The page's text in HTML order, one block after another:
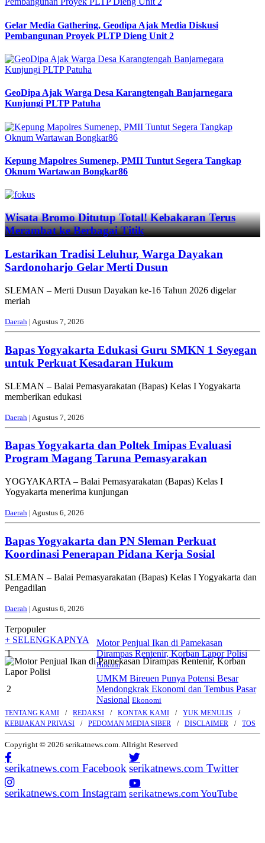
Gelar Media Gathering, Geodipa Ajak Media Diskusi
Pembangunan Proyek PLTP Dieng Unit 2
GeoDipa Ajak Warga Desa Karangtengah Banjarnegara
Kunjungi PLTP Patuha
Kepung Mapolres Sumenep, PMII Tuntut Segera Tangkap
Oknum Wartawan Bongkar86
Previous
Next
Wisata Bromo Ditutup Total! Kebakaran Terus
Merambat ke Berbagai Titik
Lestarikan Tradisi Leluhur, Warga Dayakan
Sardonoharjo Gelar Merti Dusun
SLEMAN – Merti Dusun Dayakan ke-16 Tahun 2026 digelar
meriah
Daerah | Agustus 7, 2026
Bapas Yogyakarta Edukasi Guru SMKN 1 Seyegan
untuk Perkuat Kesadaran Hukum
SLEMAN – Balai Pemasyarakatan (Bapas) Kelas I Yogyakarta
memberikan edukasi
Daerah | Agustus 7, 2026
Bapas Yogyakarta dan Poltek Imipas Evaluasi
Program Magang Taruna Pemasyarakan
YOGYAKARTA – Balai Pemasyarakatan (Bapas) Kelas I
Yogyakarta menerima kunjungan
Daerah | Agustus 6, 2026
Bapas Yogyakarta dan PN Sleman Perkuat
Koordinasi Penerapan Pidana Kerja Sosial
SLEMAN – Balai Pemasyarakatan (Bapas) Kelas I Yogyakarta dan
Pengadilan
Daerah | Agustus 6, 2026
Terpopuler
+ SELENGKAPNYA
1
Motor Penjual Ikan di Pamekasan
Dirampas Rentenir, Korban Lapor Polisi
Hukum
2
UMKM Bireuen Punya Potensi Besar
Mendongkrak Ekonomi dan Tembus Pasar
Nasional Ekonomi
TENTANG KAMI REDAKSI KONTAK KAMI
YUK MENULIS
KEBIJAKAN PRIVASI
PEDOMAN MEDIA SIBER DISCLAIMER TOS
Copyright © 2026 serikatnews.com. Allright Reserved
serikatnews.com Facebook serikatnews.com Twitter
serikatnews.com Instagram serikatnews.com YouTube